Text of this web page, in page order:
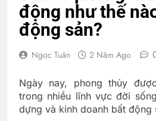
động như thế
động sản?
Ngọc Tuân 2 Năm Ago
Ngày nay, phong thủy
trong nhiều lĩnh vực đời
dựng và kinh doanh bất động